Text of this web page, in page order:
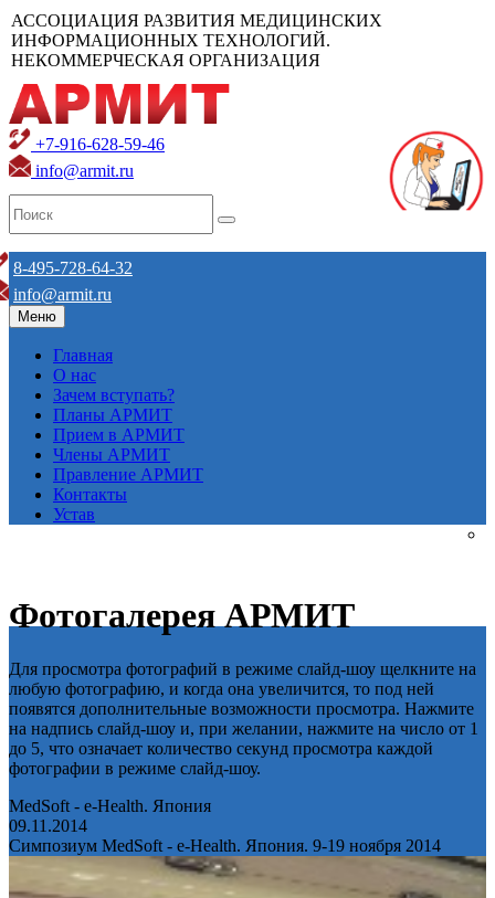
АССОЦИАЦИЯ РАЗВИТИЯ МЕДИЦИНСКИХ
ИНФОРМАЦИОННЫХ ТЕХНОЛОГИЙ.
НЕКОММЕРЧЕСКАЯ ОРГАНИЗАЦИЯ
+7-916-628-59-46
info@armit.ru
8-495-728-64-32
info@armit.ru
Меню
Главная
О нас
Зачем вступать?
Планы АРМИТ
Прием в АРМИТ
Члены АРМИТ
Правление АРМИТ
Контакты
Устав
Фотогалерея АРМИТ
Для просмотра фотографий в режиме слайд-шоу щелкните на
любую фотографию, и когда она увеличится, то под ней
появятся дополнительные возможности просмотра. Нажмите
на надпись слайд-шоу и, при желании, нажмите на число от 1
до 5, что означает количество секунд просмотра каждой
фотографии в режиме слайд-шоу.
MedSoft - e-Health. Япония
09.11.2014
Симпозиум MedSoft - e-Health. Япония. 9-19 ноября 2014